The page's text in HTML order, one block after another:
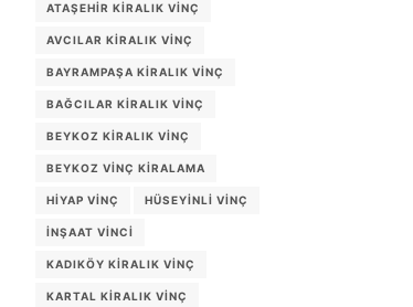
ATAŞEHIR KIRALIK VINÇ
AVCILAR KIRALIK VINÇ
BAYRAMPAŞA KIRALIK VINÇ
BAĞCILAR KIRALIK VINÇ
BEYKOZ KIRALIK VINÇ
BEYKOZ VINÇ KIRALAMA
HIYAP VINÇ HÜSEYINLI VINÇ
INŞAAT VINCI
KADIKÖY KIRALIK VINÇ
KARTAL KIRALIK VINÇ